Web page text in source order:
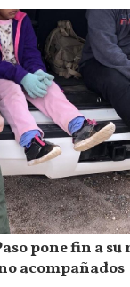
pone fin a
acompañados